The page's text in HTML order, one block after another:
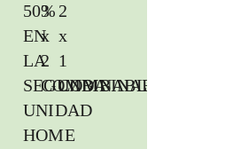
50%
EN
LA
SEGUNDA
UNIDAD
HOME
3
x
2
COMBINABLES
2
x
1
COMBINABLES